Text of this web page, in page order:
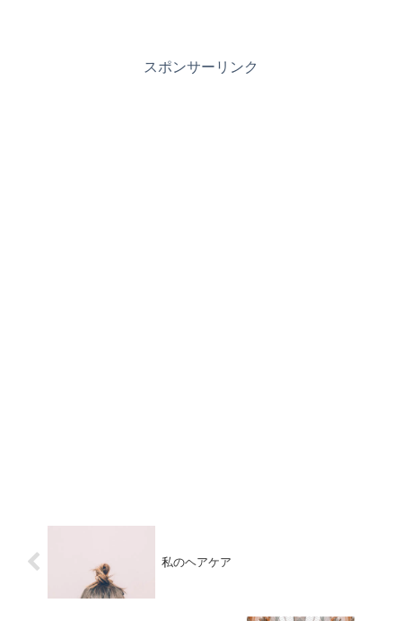
スポンサーリンク
私のヘアケア